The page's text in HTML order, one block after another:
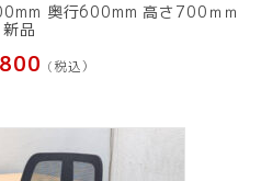
奥行600mm 高さ700ｍｍ
新品
(税込）